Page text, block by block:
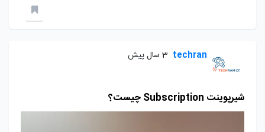
techran 3 سال پیش
شیرپوینت Subscription چیست؟